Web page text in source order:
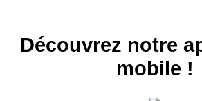
Découvrez notre
mobile !